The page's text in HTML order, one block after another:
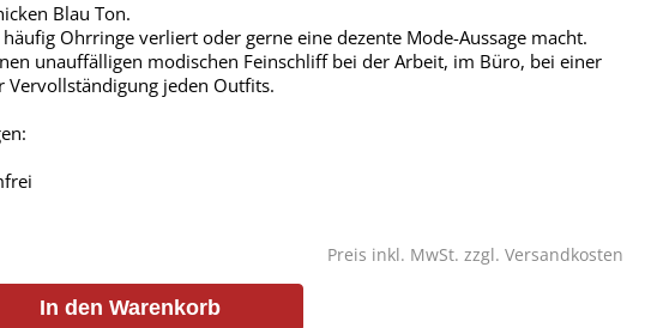
Blau Ton.
Ohrringe verliert oder gerne eine dezente Mode-Aussage macht.
unauffälligen modischen Feinschliff bei der Arbeit, im Büro, bei einer
Vervollständigung jeden Outfits.
Preis inkl. MwSt. zzgl. Versandkosten
In den Warenkorb